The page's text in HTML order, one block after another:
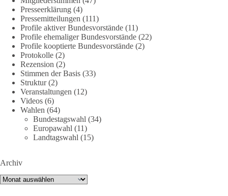
#dieBasis #energiewende #strompreise
40 7 Auf Facebook ansehen
DieBasis
2 Tage(n) zuvor
⚡️ NATO-Gipfel in Ankara: Kriegskonferenz statt
Friedensgipfel!?
Anfang Juli 2026 trafen sich 32 Bündnisstaaten sowie deren
Staats- und Regierungschefs zum NATO-Gipfel in der Türkei.
Verteidigungsbündnis der Welt und ein Garant für Sicherheit.
Die Gipfelerklärung liest sich jedoch wie ein Protokoll einer
Presseerklärung (4)
Pressemitteilungen (111)
Profile aktiver Bundesvorstände (11)
Profile ehemaliger Bundesvorstände (22)
Profile kooptierte Bundesvorstände (2)
Protokolle (2)
Rezension (2)
Stimmen der Basis (33)
Struktur(2)
Veranstaltungen (12)
Videos (6)
Wahlen (64)
Bundestagswahl (34)
Europawahl (11)
Landtagswahl (15)
Archiv
Archiv